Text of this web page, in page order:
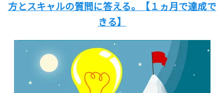
方とスキャルの質問に答える。
【１ヵ月で達成で
きる】